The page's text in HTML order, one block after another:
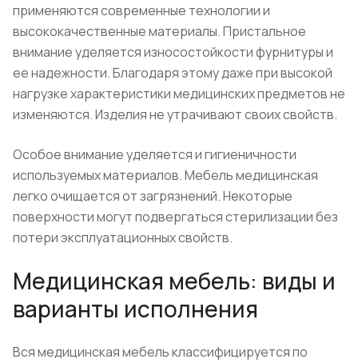
применяются современные технологии и
высококачественные материалы. Пристальное
внимание уделяется износостойкости фурнитуры и
ее надежности. Благодаря этому даже при высокой
нагрузке характеристики медицинских предметов не
изменяются. Изделия не утрачивают своих свойств.
Особое внимание уделяется и гигиеничности
используемых материалов. Мебель медицинская
легко очищается от загрязнений. Некоторые
поверхности могут подвергаться стерилизации без
потери эксплуатационных свойств.
Медицинская мебель: виды и
варианты исполнения
Вся медицинская мебель классифицируется по